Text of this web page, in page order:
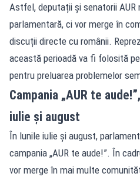
Astfel, deputații și senatorii AUR
parlamentară, ci vor merge în
discuții directe cu românii.
această perioadă va fi folosită
pentru preluarea problemelor
Campania „AUR te
iulie și august
În lunile iulie și august,
campania „AUR te aude!”. În
vor merge în mai multe